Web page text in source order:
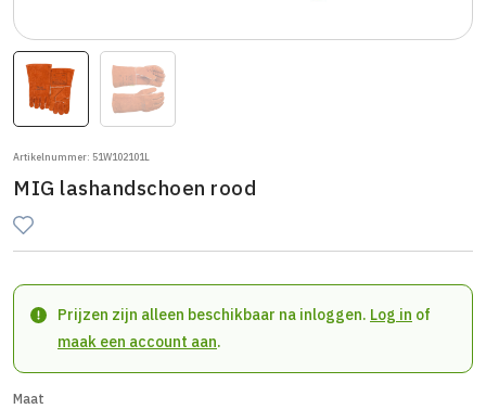
Artikelnummer: 51W102101L
MIG lashandschoen rood
Prijzen zijn alleen beschikbaar na inloggen. Log in of
maak een account aan.
Maat